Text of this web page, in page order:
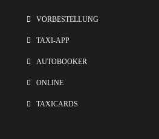
VORBESTELLUNG
TAXI-APP
AUTOBOOKER
ONLINE
TAXICARDS